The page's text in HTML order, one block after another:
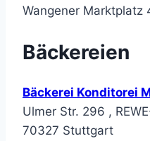
Wangener Marktplatz
Bäckereien
Bäckerei Konditorei
Ulmer Str. 296 ,
70327 Stuttgart